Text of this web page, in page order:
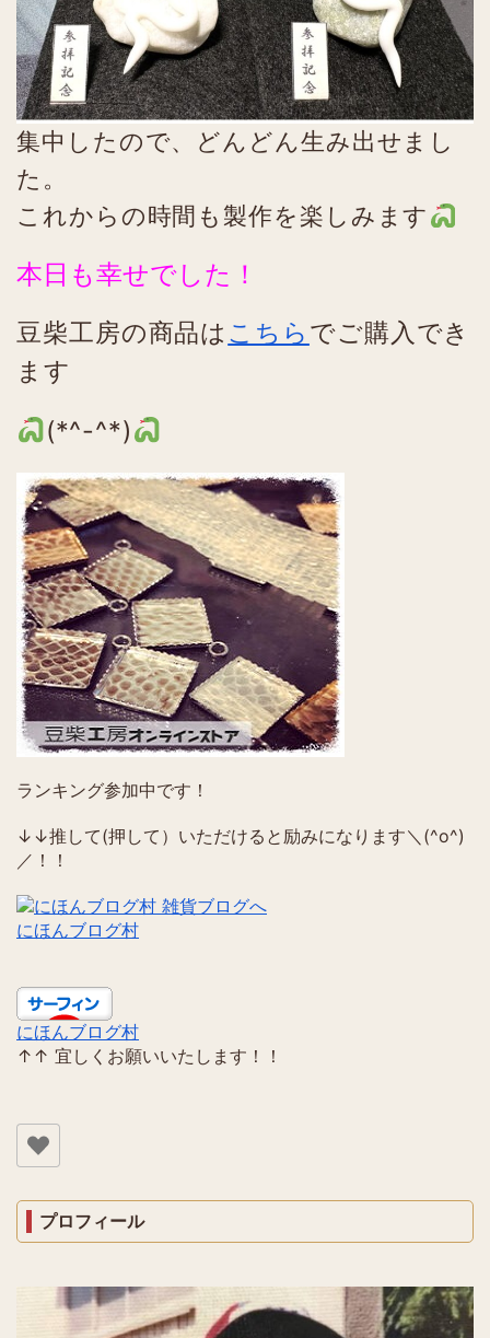
集中したので、どんどん生み出せまし
た。
これからの時間も製作を楽しみます
本日も幸せでした！
豆柴工房の商品は こちら でご購入でき
ます
(*^-^*)
ランキング参加中です！
↓↓推して(押して）いただけると励みになります＼(^o^)
／！！
にほんブログ村
にほんブログ村
↑↑ 宜しくお願いいたします！！
プロフィール